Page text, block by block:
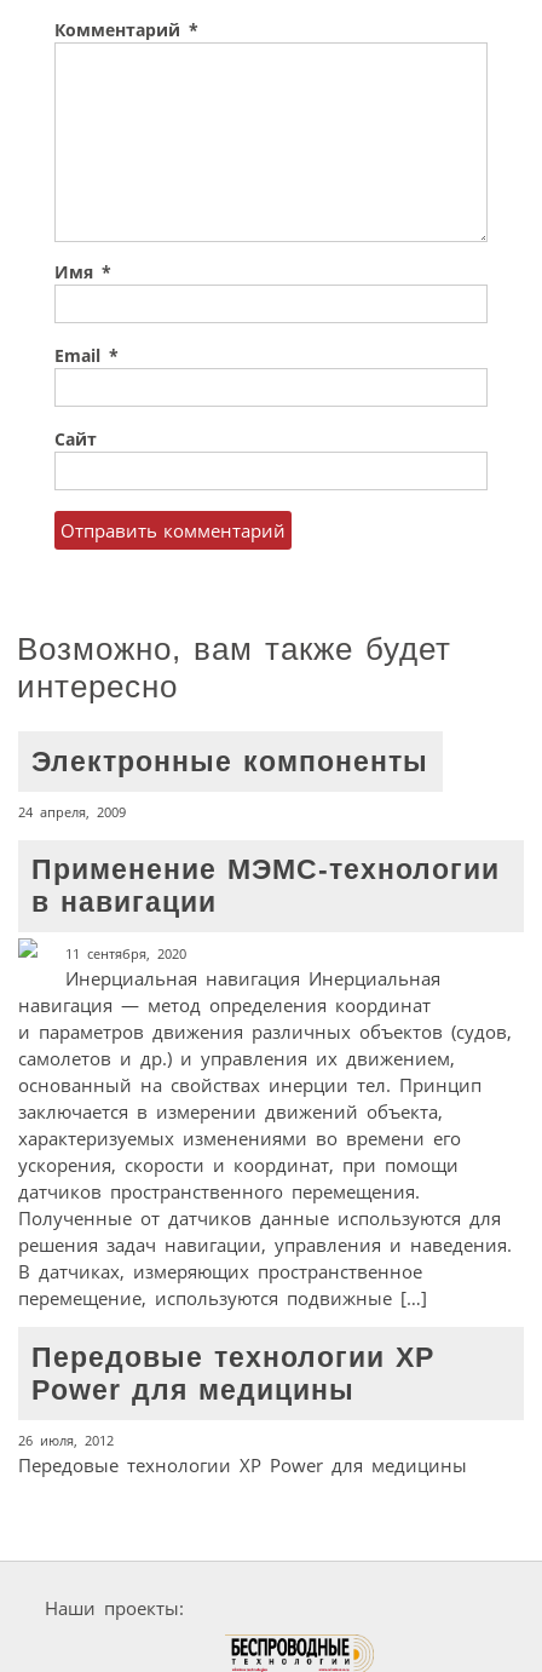
Комментарий *
Имя *
Email *
Сайт
Возможно, вам также будет
интересно
Электронные компоненты
24 апреля, 2009
Применение МЭМС-технологии
в навигации
11 сентября, 2020
Инерциальная навигация Инерциальная
навигация — метод определения координат
и параметров движения различных объектов (судов,
самолетов и др.) и управления их движением,
основанный на свойствах инерции тел. Принцип
заключается в измерении движений объекта,
характеризуемых изменениями во времени его
ускорения, скорости и координат, при помощи
датчиков пространственного перемещения.
Полученные от датчиков данные используются для
решения задач навигации, управления и наведения.
В датчиках, измеряющих пространственное
перемещение, используются подвижные […]
Передовые технологии XP
Power для медицины
26 июля, 2012
Передовые технологии XP Power для медицины
Наши проекты: